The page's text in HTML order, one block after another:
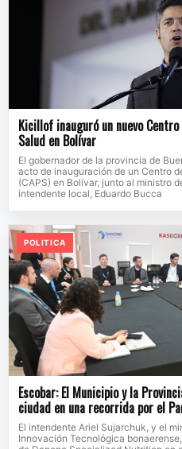
Kicillof inauguró un nuevo
Salud en Bolívar
El gobernador de la provincia de
acto de inauguración de un Centro
(CAPS) en Bolívar, junto al ministro
intendente local, Eduardo Bucca
POLITICA
Escobar: El Municipio y la
ciudad en una recorrida por el
El intendente Ariel Sujarchuk, y el
Innovación Tecnológica